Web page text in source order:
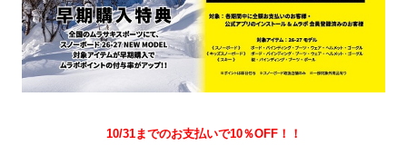
10/31までのお支払いで10％OFF！！